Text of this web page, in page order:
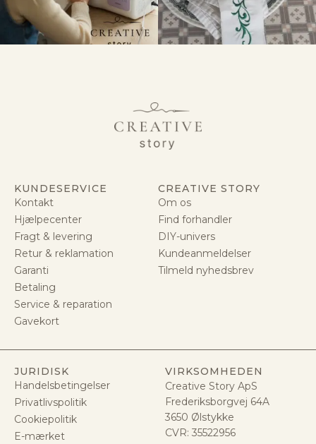
KUNDESERVICE
Kontakt
Hjælpecenter
Fragt & levering
Retur & reklamation
Garanti
Betaling
Service & reparation
Gavekort
CREATIVE STORY
Om os
Find forhandler
DIY-univers
Kundeanmeldelser
Tilmeld nyhedsbrev
JURIDISK
Handelsbetingelser
Privatlivspolitik
Cookiepolitik
E-mærket
VIRKSOMHEDEN
Creative Story ApS
Frederiksborgvej 64A
3650 Ølstykke
CVR: 35522956